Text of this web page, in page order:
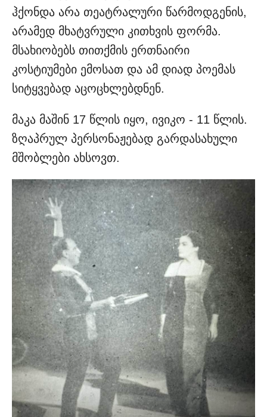
ჰქონდა არა თეატრალური წარმოდგენის,
არამედ მხატვრული კითხვის ფორმა.
მსახიობებს თითქმის ერთნაირი
კოსტიუმები ემოსათ და ამ დიად პოემას
სიტყვებად აცოცხლებდნენ.
მაკა მაშინ 17 წლის იყო, ივიკო - 11 წლის.
ზღაპრულ პერსონაჟებად გარდასახული
მშობლები ახსოვთ.